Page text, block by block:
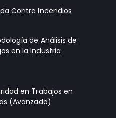
Contra Incendios
de Análisis de
en la Industria
en Trabajos en
(Avanzado)